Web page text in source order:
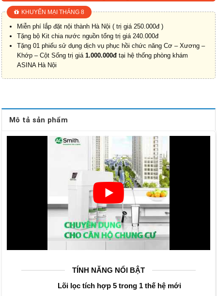
KHUYẾN MẠI THÁNG 8
Miễn phí lắp đặt nội thành Hà Nội ( trị giá 250.000đ )
Tặng bộ Kit chia nước nguồn tổng trị giá 240.000đ
Tặng 01 phiếu sử dụng dịch vụ phục hồi chức năng Cơ – Xương –
Khớp – Cột Sống trị giá1.000.000đ tại hệ thống phòng khám
ASINA Hà Nội
Mô tả sản phẩm
TÍNH NĂNG NỔI BẬT
Lõi lọc tích hợp 5 trong 1 thế hệ mới